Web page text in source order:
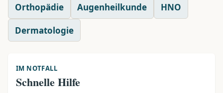
Orthopädie Augenheilkunde HNO
Dermatologie
IM NOTFALL
Schnelle Hilfe